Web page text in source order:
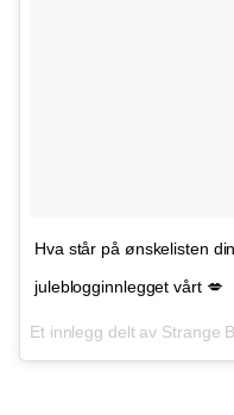
Hva står på ønskelisten
juleblogginnlegget vårt 💋
Et innlegg delt av Strange